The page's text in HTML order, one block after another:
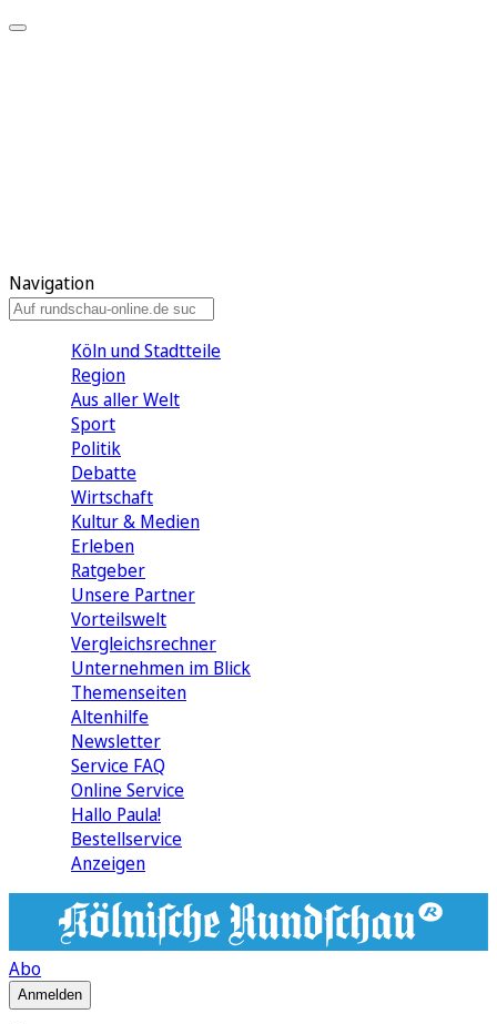
Navigation
Köln und Stadtteile
Region
Aus aller Welt
Sport
Politik
Debatte
Wirtschaft
Kultur & Medien
Erleben
Ratgeber
Unsere Partner
Vorteilswelt
Vergleichsrechner
Unternehmen im Blick
Themenseiten
Altenhilfe
Newsletter
Service FAQ
Online Service
Hallo Paula!
Bestellservice
Anzeigen
Abo
Anmelden